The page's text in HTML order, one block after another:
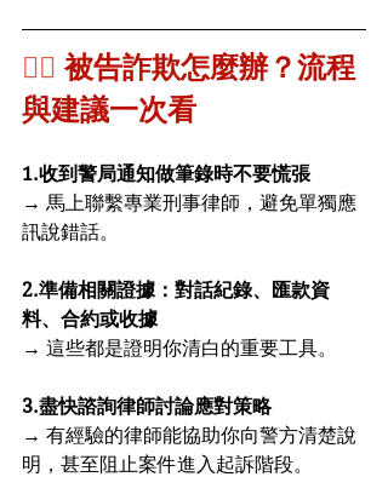
👨‍⚖️ 被告詐欺怎麼辦？流程
與建議一次看
1.收到警局通知做筆錄時不要慌張
→ 馬上聯繫專業刑事律師，避免單獨應
訊說錯話。
2.準備相關證據：對話紀錄、匯款資
料、合約或收據
→ 這些都是證明你清白的重要工具。
3.盡快諮詢律師討論應對策略
→ 有經驗的律師能協助你向警方清楚說
明，甚至阻止案件進入起訴階段。